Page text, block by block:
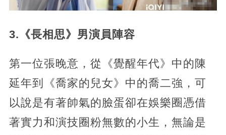
3.《長相思》男演員陣容
第一位張晚意，從《覺醒年代》中的陳
延年到《喬家的兒女》中的喬二強，可
以說是有著帥氣的臉蛋卻在娛樂圈憑借
著實力和演技圈粉無數的小生，無論是